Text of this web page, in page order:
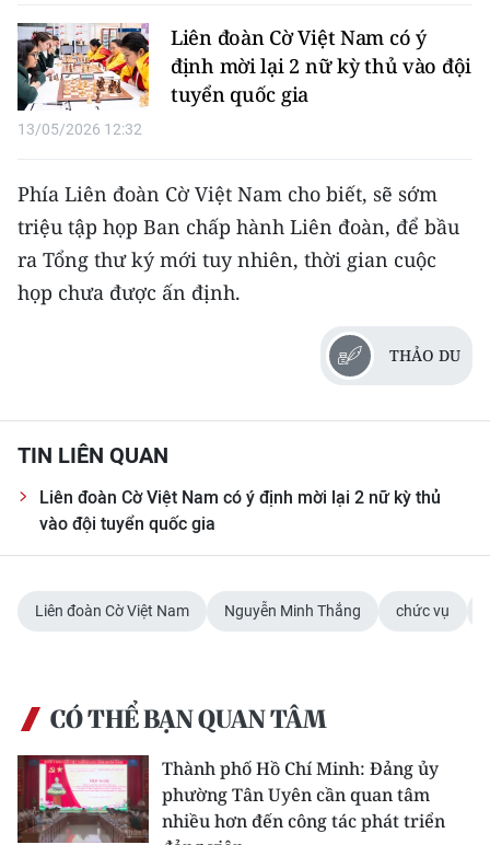
РУССКИЙ
ESPAÑOL
한국어
Liên đoàn Cờ Việt Nam có ý
định mời lại 2 nữ kỳ thủ vào đội
tuyển quốc gia
13/05/2026 12:32
Phía Liên đoàn Cờ Việt Nam cho biết, sẽ sớm
triệu tập họp Ban chấp hành Liên đoàn, để bầu
ra Tổng thư ký mới tuy nhiên, thời gian cuộc
họp chưa được ấn định.
THẢO DU
TIN LIÊN QUAN
Liên đoàn Cờ Việt Nam có ý định mời lại 2 nữ kỳ thủ
vào đội tuyển quốc gia
Liên đoàn Cờ Việt Nam Nguyễn Minh Thắng chức vụ
CÓ THỂ BẠN QUAN TÂM
Thành phố Hồ Chí Minh: Đảng ủy
phường Tân Uyên cần quan tâm
nhiều hơn đến công tác phát triển